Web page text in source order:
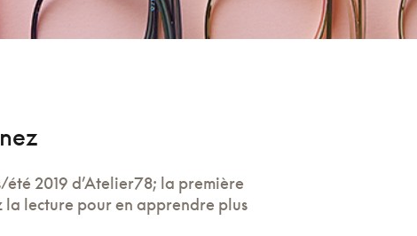
2019 d’Atelier78; la première
la lecture pour en apprendre plus